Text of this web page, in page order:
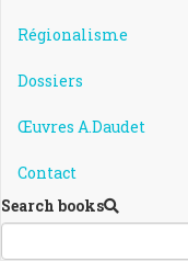
Régionalisme
Dossiers
Œuvres A.Daudet
Contact
Search books